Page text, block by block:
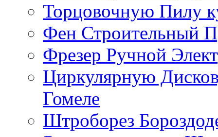
Торцовочную Пилу
Фен Строительный
Фрезер Ручной
Циркулярную
Гомеле
Штроборез